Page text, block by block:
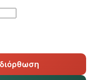
διόρθωση